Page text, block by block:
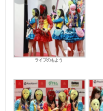
ライブのもよう